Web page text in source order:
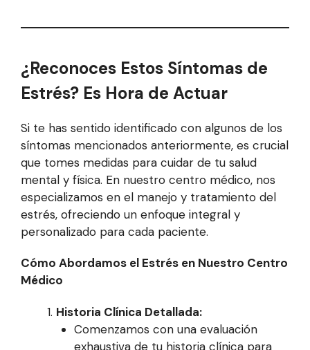
¿Reconoces Estos Síntomas de
Estrés? Es Hora de Actuar
Si te has sentido identificado con algunos de los
síntomas mencionados anteriormente, es crucial
que tomes medidas para cuidar de tu salud
mental y física. En nuestro centro médico, nos
especializamos en el manejo y tratamiento del
estrés, ofreciendo un enfoque integral y
personalizado para cada paciente.
Cómo Abordamos el Estrés en Nuestro Centro
Médico
Historia Clínica Detallada:
Comenzamos con una evaluación
exhaustiva de tu historia clínica para